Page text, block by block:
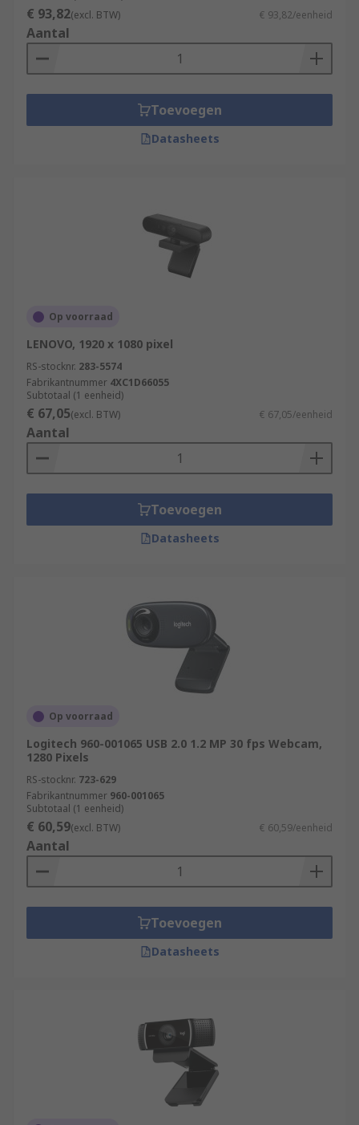
€ 93,82(excl. BTW) € 93,82/eenheid
Aantal
Toevoegen
Datasheets
Op voorraad
LENOVO, 1920 x 1080 pixel
RS-stocknr. 283-5574
Fabrikantnummer 4XC1D66055
Subtotaal (1 eenheid)
€ 67,05(excl. BTW) € 67,05/eenheid
Aantal
Toevoegen
Datasheets
Op voorraad
Logitech 960-001065 USB 2.0 1.2 MP 30 fps Webcam,
1280 Pixels
RS-stocknr. 723-629
Fabrikantnummer 960-001065
Subtotaal (1 eenheid)
€ 60,59(excl. BTW) € 60,59/eenheid
Aantal
Toevoegen
Datasheets